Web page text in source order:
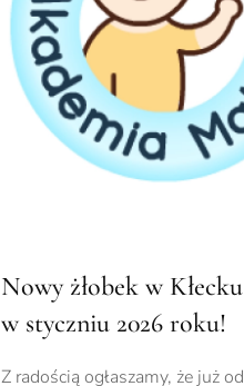
Nowy żłobek w
w styczniu 2026 roku!
Z radością ogłaszamy, że już